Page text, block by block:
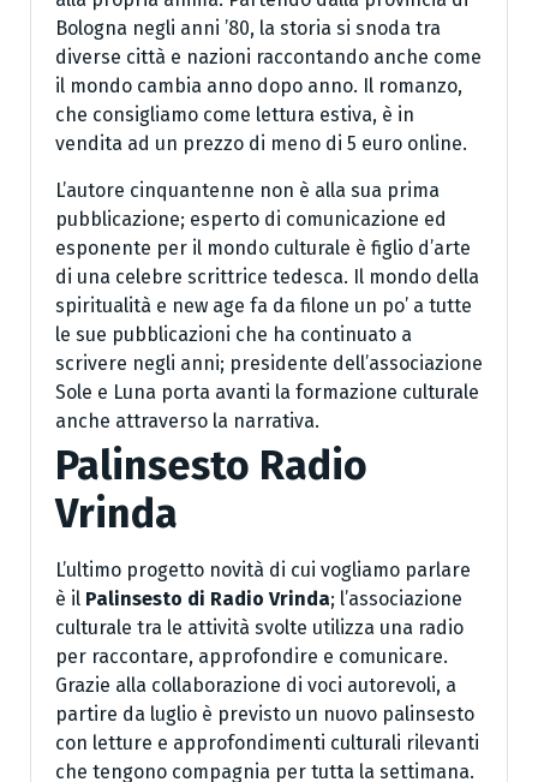
Bologna negli anni ’80, la storia si snoda tra
diverse città e nazioni raccontando anche come
il mondo cambia anno dopo anno. Il romanzo,
che consigliamo come lettura estiva, è in
vendita ad un prezzo di meno di 5 euro online.
L’autore cinquantenne non è alla sua prima
pubblicazione; esperto di comunicazione ed
esponente per il mondo culturale è figlio d’arte
di una celebre scrittrice tedesca. Il mondo della
spiritualità e new age fa da filone un po’ a tutte
le sue pubblicazioni che ha continuato a
scrivere negli anni; presidente dell’associazione
Sole e Luna porta avanti la formazione culturale
anche attraverso la narrativa.
Palinsesto Radio
Vrinda
L’ultimo progetto novità di cui vogliamo parlare
è il Palinsesto di Radio Vrinda; l’associazione
culturale tra le attività svolte utilizza una radio
per raccontare, approfondire e comunicare.
Grazie alla collaborazione di voci autorevoli, a
partire da luglio è previsto un nuovo palinsesto
con letture e approfondimenti culturali rilevanti
che tengono compagnia per tutta la settimana.